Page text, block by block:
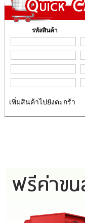
รหัสสินค้า
เพิ่มสินค้าไปยังตะกร้า